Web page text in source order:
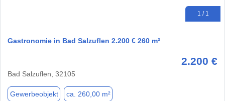
1 / 1
Gastronomie in Bad Salzuflen 2.200 € 260 m²
2.200 €
Bad Salzuflen, 32105
Gewerbeobjekt ca. 260,00 m²